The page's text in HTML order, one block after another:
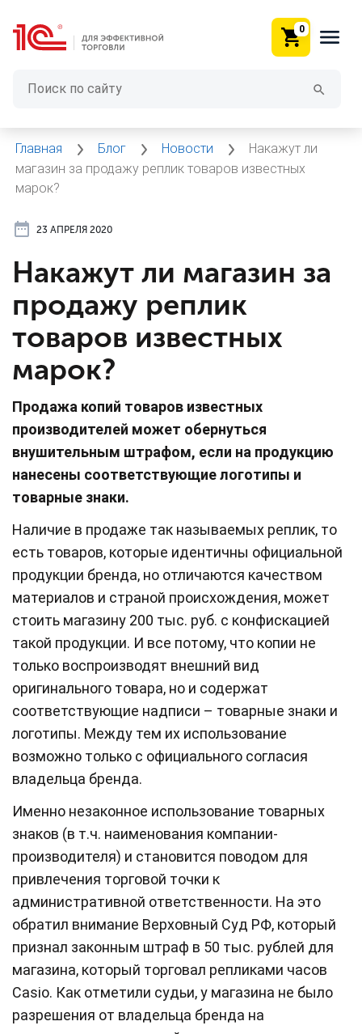
0
Главная Блог Новости
Накажут ли
магазин за продажу реплик товаров известных
марок?
23 АПРЕЛЯ 2020
Накажут ли магазин за
продажу реплик
товаров известных
марок?
Продажа копий товаров известных
производителей может обернуться
внушительным штрафом, если на продукцию
нанесены соответствующие логотипы и
товарные знаки.
Наличие в продаже так называемых реплик, то
есть товаров, которые идентичны официальной
продукции бренда, но отличаются качеством
материалов и страной происхождения, может
стоить магазину 200 тыс. руб. с конфискацией
такой продукции. И все потому, что копии не
только воспроизводят внешний вид
оригинального товара, но и содержат
соответствующие надписи – товарные знаки и
логотипы. Между тем их использование
возможно только с официального согласия
владельца бренда.
Именно незаконное использование товарных
знаков (в т.ч. наименования компании-
производителя) и становится поводом для
привлечения торговой точки к
административной ответственности. На это
обратил внимание Верховный Суд РФ, который
признал законным штраф в 50 тыс. рублей для
магазина, который торговал репликами часов
Casio. Как отметили судьи, у магазина не было
разрешения от владельца бренда на